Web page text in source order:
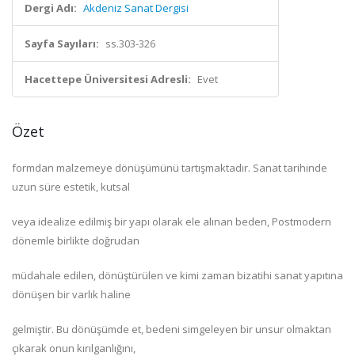
Dergi Adı: Akdeniz Sanat Dergisi
Sayfa Sayıları: ss.303-326
Hacettepe Üniversitesi Adresli: Evet
Özet
formdan malzemeye dönüşümünü tartışmaktadır. Sanat tarihinde
uzun süre estetik, kutsal
veya idealize edilmiş bir yapı olarak ele alınan beden, Postmodern
dönemle birlikte doğrudan
müdahale edilen, dönüştürülen ve kimi zaman bizatihi sanat yapıtına
dönüşen bir varlık haline
gelmiştir. Bu dönüşümde et, bedeni simgeleyen bir unsur olmaktan
çıkarak onun kırılganlığını,